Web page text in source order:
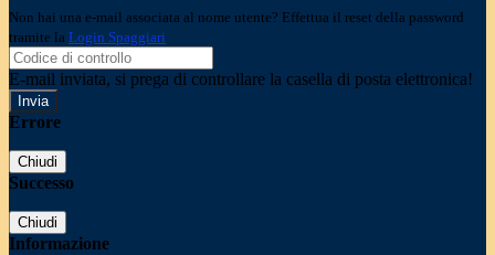
Non hai una e-mail associata al nome utente? Effettua il reset della password
tramite la Login Spaggiari
E-mail inviata, si prega di controllare la casella di posta elettronica!
Errore
Chiudi
Successo
Chiudi
Informazione